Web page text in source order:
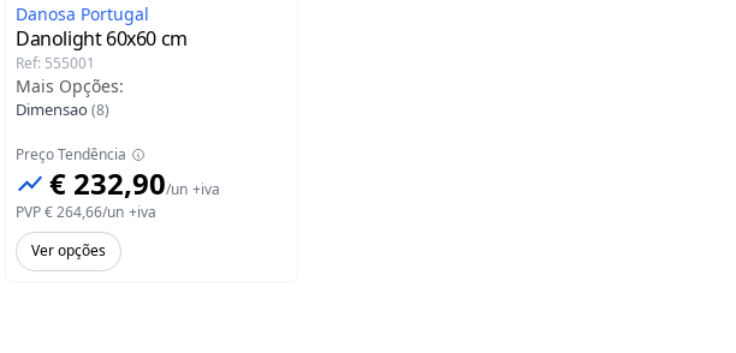
Danosa Portugal
Danolight 60x60 cm
Ref: 555001
Mais Opções:
Dimensao(8)
Preço Tendência
€ 232,90/un +iva
PVP€ 264,66/un +iva
Ver opções